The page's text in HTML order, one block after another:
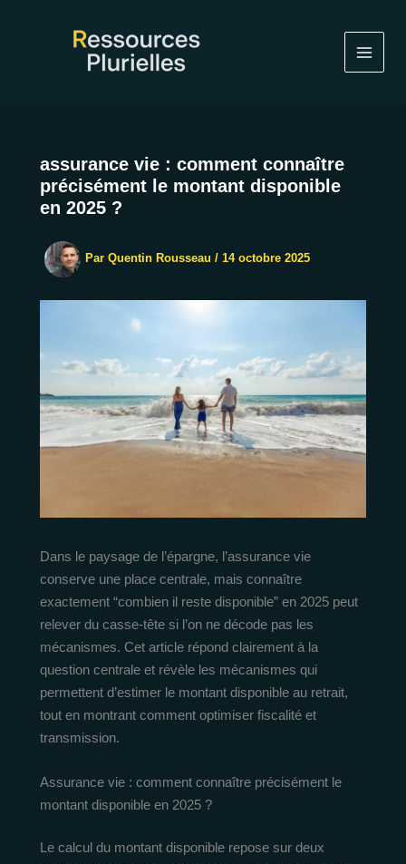
assurance vie : comment connaître
précisément le montant disponible
en 2025 ?
Par Quentin Rousseau / 14 octobre 2025
Dans le paysage de l’épargne, l’assurance vie
conserve une place centrale, mais connaître
exactement “combien il reste disponible” en 2025 peut
relever du casse-tête si l’on ne décode pas les
mécanismes. Cet article répond clairement à la
question centrale et révèle les mécanismes qui
permettent d’estimer le montant disponible au retrait,
tout en montrant comment optimiser fiscalité et
transmission.
Assurance vie : comment connaître précisément le
montant disponible en 2025 ?
Le calcul du montant disponible repose sur deux